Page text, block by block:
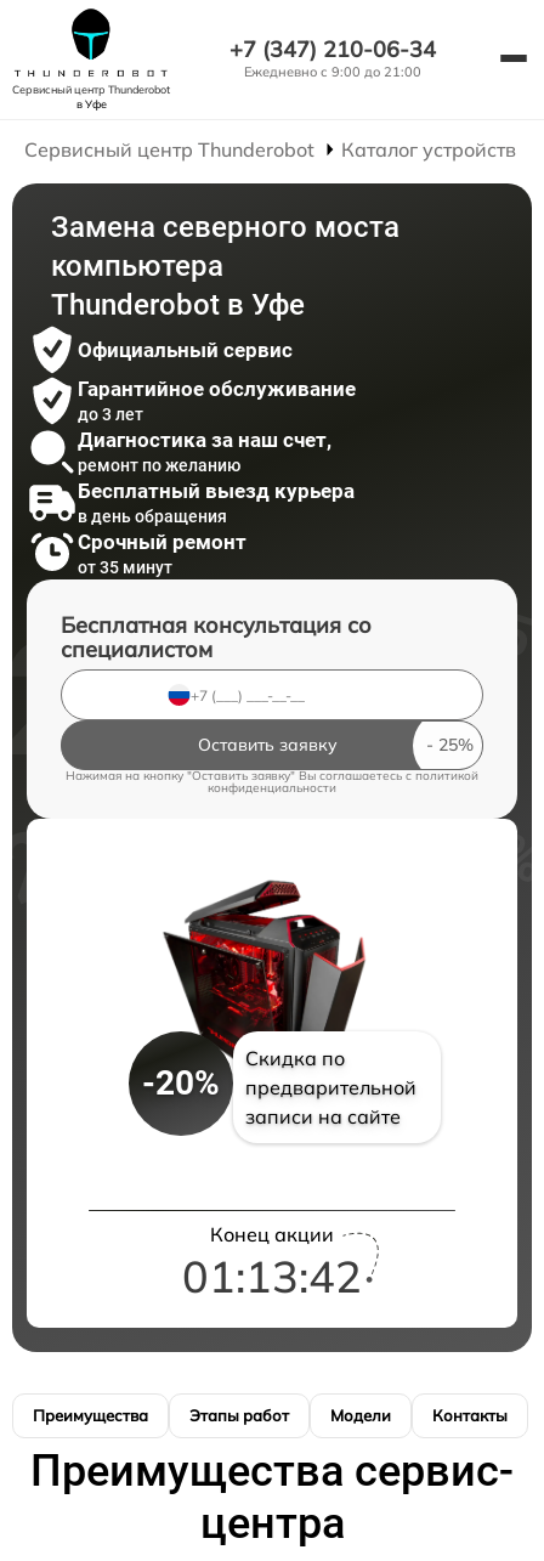
Сервисный центр Thunderobot
в Уфе
+7 (347) 210-06-34
Ежедневно с 9:00 до 21:00
Сервисный центр Thunderobot Каталог устройств
Замена северного моста
компьютера
Thunderobot в Уфе
Официальный сервис
Гарантийное обслуживание
до 3 лет
Диагностика за наш счет,
ремонт по желанию
Бесплатный выезд курьера
в день обращения
Срочный ремонт
от 35 минут
Бесплатная консультация со
специалистом
Оставить заявку
Нажимая на кнопку "Оставить заявку" Вы соглашаетесь cполитикой
конфиденциальности
-20%
Скидка по
предварительной
записи на сайте
Конец акции
01:13:41
Преимущества Этапы работ Модели Контакты
Преимущества сервис-
центра